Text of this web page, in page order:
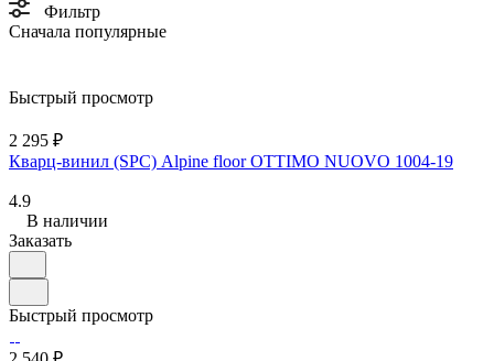
Фильтр
Сначала популярные
Быстрый просмотр
2 295 ₽
Кварц-винил (SPC) Alpine floor OTTIMO NUOVO 1004-19
4.9
В наличии
Заказать
Быстрый просмотр